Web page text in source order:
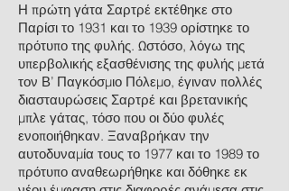
Η πρώτη γάτα Σαρτρέ εκτέθηκε στο
Παρίσι το 1931 και το 1939 ορίστηκε το
πρότυπο της φυλής. Ωστόσο, λόγω της
υπερβολικής εξασθένισης της φυλής μετά
τον Β’ Παγκόσμιο Πόλεμο, έγιναν πολλές
διασταυρώσεις Σαρτρέ και βρετανικής
μπλε γάτας, τόσο που οι δύο φυλές
ενοποιήθηκαν. Ξαναβρήκαν την
αυτοδυναμία τους το 1977 και το 1989 το
πρότυπο αναθεωρήθηκε και δόθηκε εκ